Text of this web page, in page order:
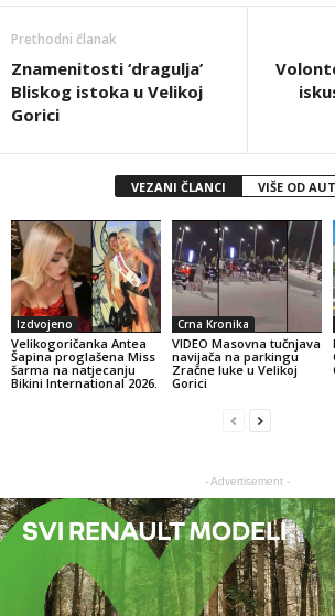
Prethodni članak
Znamenitosti ‘dragulja’
Bliskog istoka u Velikoj
Gorici
VEZANI ČLANCI VIŠE OD
Izdvojeno
Velikogoričanka Antea
Šapina proglašena Miss
šarma na natjecanju
Bikini International 2026.
Crna Kronika
VIDEO Masovna tučnjava
navijača na parkingu
Zračne luke u Velikoj
Gorici
- Advertisement -